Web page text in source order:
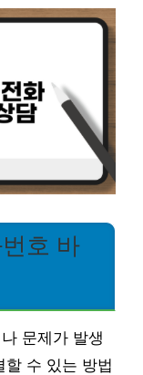
호 바
문제가 발생
할 수 있는 방법